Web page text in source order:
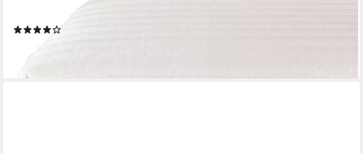
atmungsaktiv, allergikergeeignet
lieferbar - in 3-4 Werktagen bei dir